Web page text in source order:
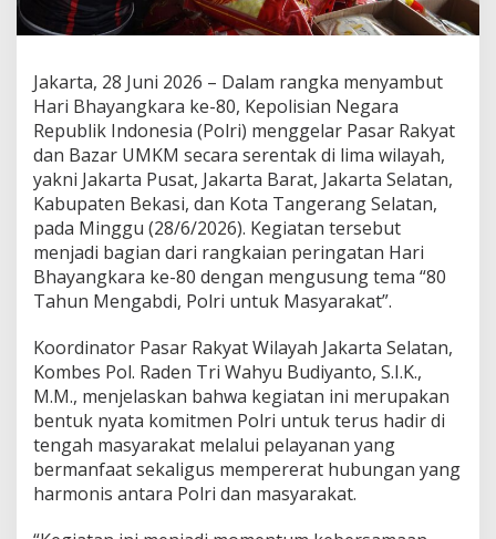
a
n
z
a
r
U
M
K
M
S
e
e
n
a
k
d
i
L
i
m
a
W
Jakarta, 28 Juni 2026 – Dalam rangka menyambut
Hari Bhayangkara ke-80, Kepolisian Negara
Republik Indonesia (Polri) menggelar Pasar Rakyat
dan Bazar UMKM secara serentak di lima wilayah,
yakni Jakarta Pusat, Jakarta Barat, Jakarta Selatan,
Kabupaten Bekasi, dan Kota Tangerang Selatan,
pada Minggu (28/6/2026). Kegiatan tersebut
menjadi bagian dari rangkaian peringatan Hari
Bhayangkara ke-80 dengan mengusung tema “80
Tahun Mengabdi, Polri untuk Masyarakat”.
Koordinator Pasar Rakyat Wilayah Jakarta Selatan,
Kombes Pol. Raden Tri Wahyu Budiyanto, S.I.K.,
M.M., menjelaskan bahwa kegiatan ini merupakan
bentuk nyata komitmen Polri untuk terus hadir di
tengah masyarakat melalui pelayanan yang
bermanfaat sekaligus mempererat hubungan yang
harmonis antara Polri dan masyarakat.